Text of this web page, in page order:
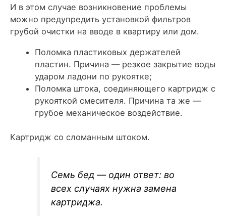
И в этом случае возникновение проблемы
можно предупредить установкой фильтров
грубой очистки на вводе в квартиру или дом.
Поломка пластиковых держателей
пластин. Причина — резкое закрытие воды
ударом ладони по рукоятке;
Поломка штока, соединяющего картридж с
рукояткой смесителя. Причина та же —
грубое механическое воздействие.
Картридж со сломанным штоком.
Семь бед — один ответ: во
всех случаях нужна замена
картриджа.